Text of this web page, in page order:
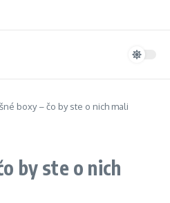
boxy – čo by ste o nich mali
by ste o nich